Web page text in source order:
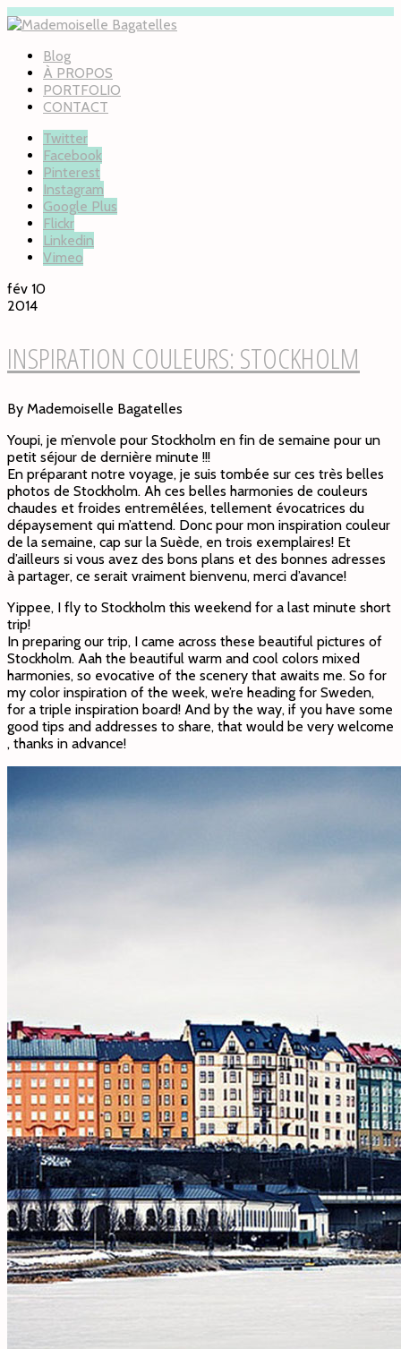
Blog
À PROPOS
PORTFOLIO
CONTACT
Twitter
Facebook
Pinterest
Instagram
Google Plus
Flickr
Linkedin
Vimeo
fév 10
2014
INSPIRATION COULEURS: STOCKHOLM
By Mademoiselle Bagatelles
Youpi, je m’envole pour Stockholm en fin de semaine pour un
petit séjour de dernière minute !!!
En préparant notre voyage, je suis tombée sur ces très belles
photos de Stockholm. Ah ces belles harmonies de couleurs
chaudes et froides entremêlées, tellement évocatrices du
dépaysement qui m’attend. Donc pour mon inspiration couleur
de la semaine, cap sur la Suède, en trois exemplaires! Et
d’ailleurs si vous avez des bons plans et des bonnes adresses
à partager, ce serait vraiment bienvenu, merci d’avance!
Yippee, I fly to Stockholm this weekend for a last minute short
trip!
In preparing our trip, I came across these beautiful pictures of
Stockholm. Aah the beautiful warm and cool colors mixed
harmonies, so evocative of the scenery that awaits me. So for
my color inspiration of the week, we’re heading for Sweden,
for a triple inspiration board! And by the way, if you have some
good tips and addresses to share, that would be very welcome
, thanks in advance!